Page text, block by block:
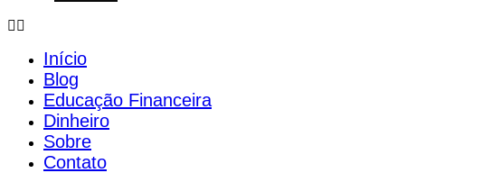
Início
Blog
Educação Financeira
Dinheiro
Sobre
Contato